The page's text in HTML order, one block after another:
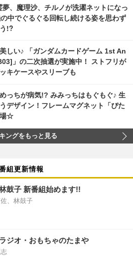
夢、魔理沙、チルノが洗濯ネットになっ
中でぐるぐる回転し続ける姿を思わず
!?
しい♪ 「ガンダムカードゲーム 1st An
」の二次抽選が実施中！ ストフリが
キケースやスリーブも
っちが病気!? みみっちはもぐもぐ♪ 生
デザイン！フレームマグネット「ぴた
場☆
ングをもっと見る
組更新情報
鼓子 新番組始めます!!
、林鼓子
ジオ・おもちゃのたまや